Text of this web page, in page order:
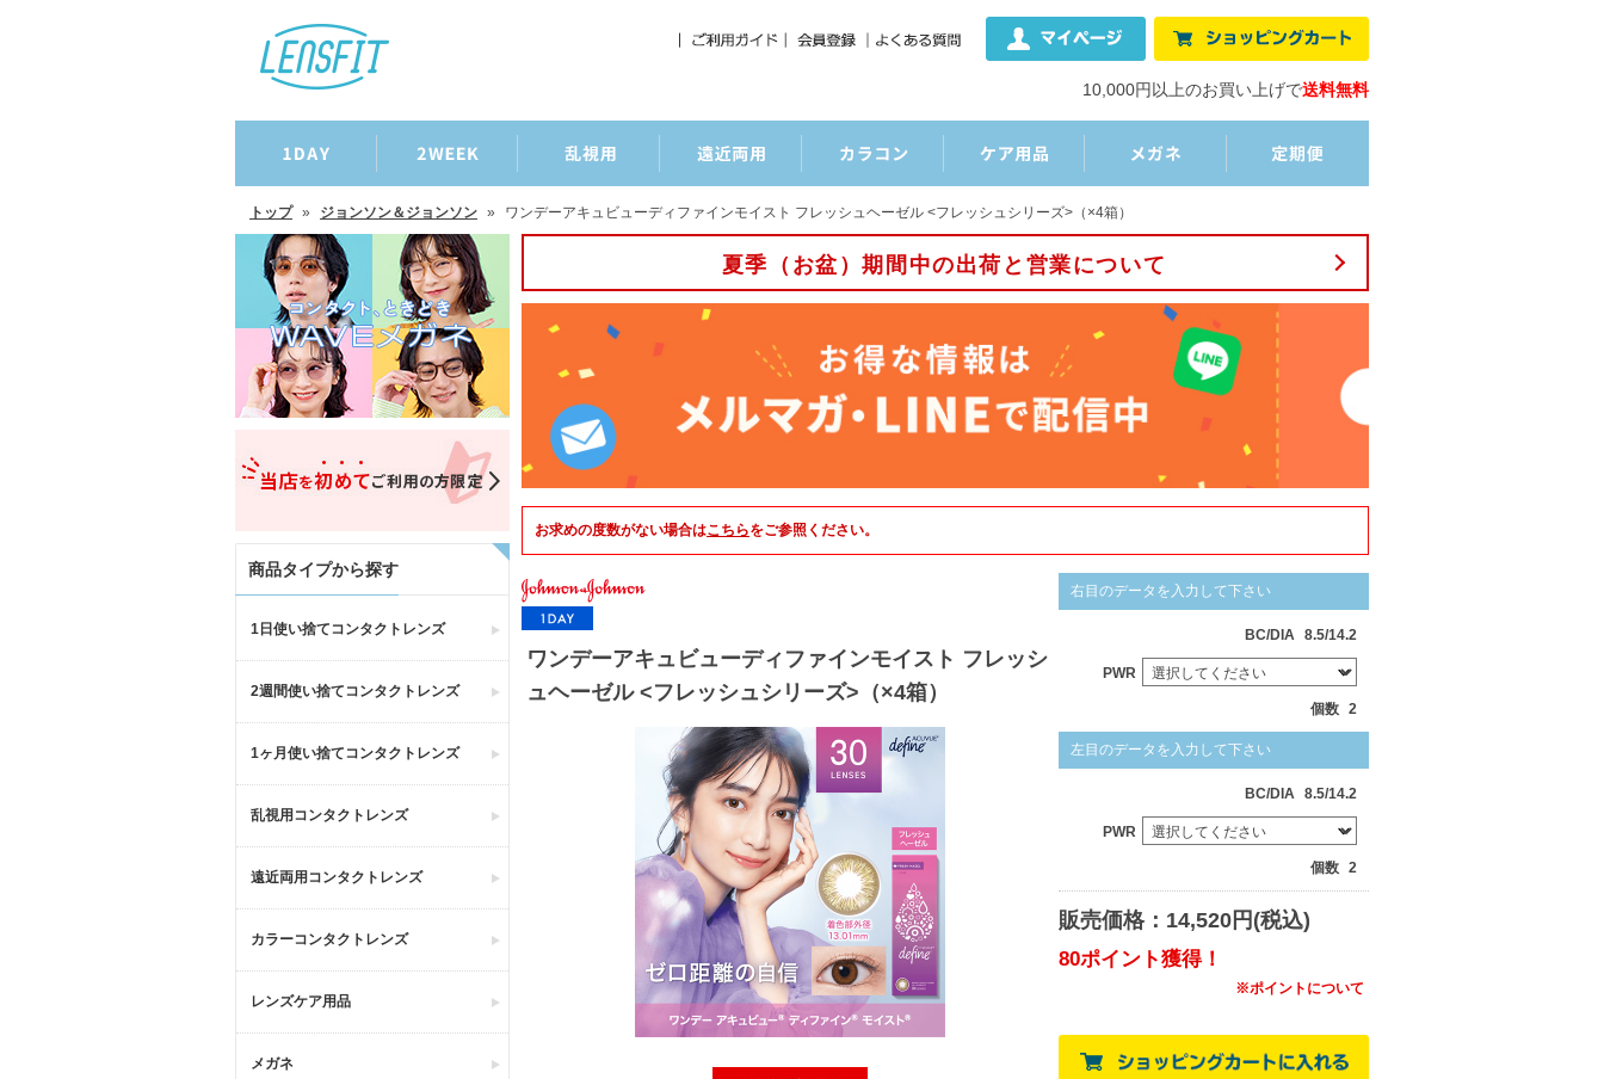
10,000円以上のお買い上げで送料無料
トップ » ジョンソン＆ジョンソン » ワンデーアキュビューディファインモイスト フレッシュヘーゼル <フレッシュシリーズ>（×4箱）
商品タイプから探す
1日使い捨てコンタクトレンズ
2週間使い捨てコンタクトレンズ
1ヶ月使い捨てコンタクトレンズ
乱視用コンタクトレンズ
遠近両用コンタクトレンズ
カラーコンタクトレンズ
レンズケア用品
メガネ
夏季（お盆）期間中の出荷と営業について
お求めの度数がない場合はこちらをご参照ください。
ワンデーアキュビューディファインモイスト フレッシ
ュヘーゼル <フレッシュシリーズ>（×4箱）
右目のデータを入力して下さい
BC/DIA 8.5/14.2
PWR
個数 2
左目のデータを入力して下さい
BC/DIA 8.5/14.2
PWR
個数 2
販売価格：14,520円(税込)
80ポイント獲得！
※ポイントについて